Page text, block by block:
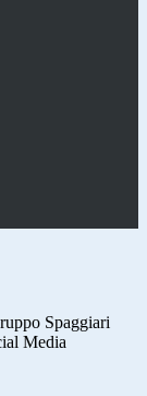
Spaggiari
Media